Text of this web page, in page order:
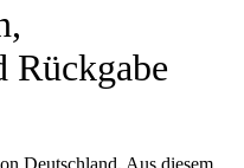
Rückgabe
Deutschland. Aus diesem